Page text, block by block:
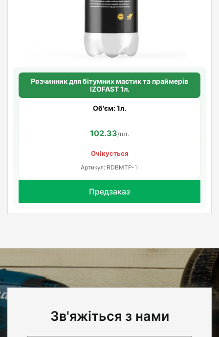
Розчинник для бітумних мастик та праймерів
IZOFAST 1л.
Об'єм: 1л.
102.33/шт.
Очікується
Артикул: RDBMTP-1l
Предзаказ
Зв'яжіться з нами